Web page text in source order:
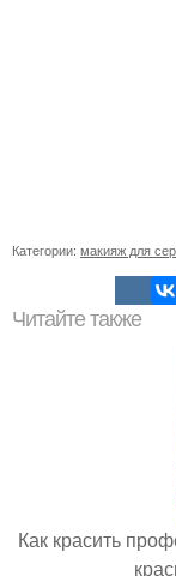
Категории: макияж для
Читайте также
Как красить